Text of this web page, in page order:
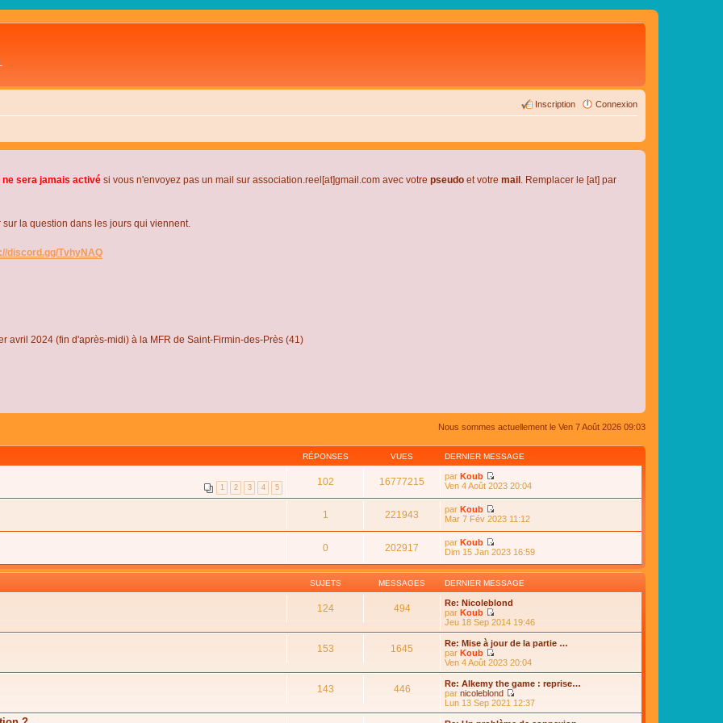
Connexion
Inscription
sera jamais activé si vous n'envoyez pas un mail sur association.reel[at]gmail.com avec votre pseudo et votre mail . Remplacer le [at] par
la question dans les jours qui viennent.
discord.gg/TvhyNAQ
avril 2024 (fin d'après-midi) à la MFR de Saint-Firmin-des-Près (41)
Nous sommes actuellement le Ven 7 Août 2026 09:03
RÉPONSES VUES DERNIER MESSAGE
1 2 3 4 5 102 16777215 par Koub
C
u
l
e
l
e
d
e
n
r
m
e
s
a
g
e
Ven 4 Août 2023 20:04
1 221943 par Koub
C
u
l
t
e
r
l
d
e
r
i
e
r
m
e
s
s
Mar 7 Fév 2023 11:12
0 202917 par Koub
C
n
s
u
l
t
e
r
e
e
r
n
i
e
r
Dim 15 Jan 2023 16:59
SUJETS MESSAGES DERNIER MESSAGE
124 494
Re: Nicoleblond
par Koub
C
o
n
s
u
l
e
r
l
Jeu 18 Sep 2014 19:46
153 1645
Re: Mise à jour de la partie …
par Koub
C
o
n
s
u
l
t
Ven 4 Août 2023 20:04
143 446
Re: Alkemy the game : reprise…
par nicoleblond
C
o
n
Lun 13 Sep 2021 12:37